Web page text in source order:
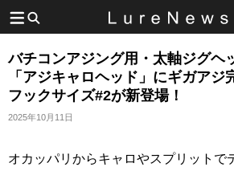
バチコンアジング用・太軸ジグヘ
「アジキャロヘッド」にギガアジ
フックサイズ#2が新登場！
2025年10月11日
オカッパリからキャロやスプリットで